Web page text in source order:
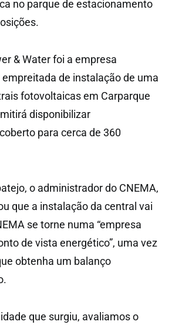
no parque de estacionamento
& Water foi a empresa
de instalação de uma
fotovoltaicas em Carparque
disponibilizar
para cerca de 360
o administrador do CNEMA,
que a instalação da central vai
se torne numa “empresa
de vista energético”, uma vez
obtenha um balanço
que surgiu, avaliamos o